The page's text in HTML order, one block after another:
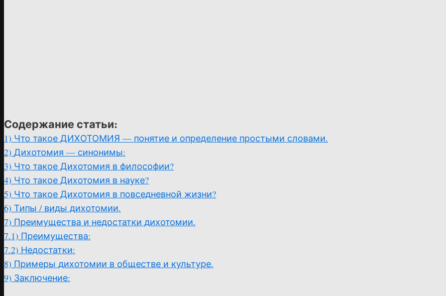
Содержание статьи:
1) Что такое ДИХОТОМИЯ — понятие и определение простыми словами.
2) Дихотомия — синонимы:
3) Что такое Дихотомия в философии?
4) Что такое Дихотомия в науке?
5) Что такое Дихотомия в повседневной жизни?
6) Типы / виды дихотомии.
7) Преимущества и недостатки дихотомии.
7.1) Преимущества:
7.2) Недостатки:
8) Примеры дихотомии в обществе и культуре.
9) Заключение: